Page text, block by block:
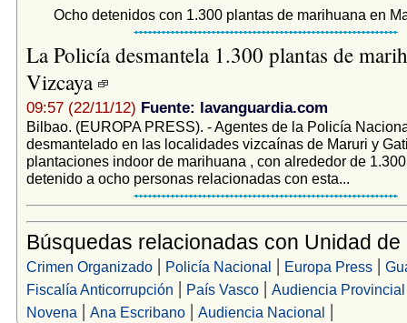
Ocho detenidos con 1.300 plantas de marihuana en
La Policía desmantela 1.300 plantas de
Vizcaya
09:57 (22/11/12) Fuente: lavanguardia.com
Bilbao. (EUROPA PRESS). - Agentes de la Policía
desmantelado en las localidades vizcaínas de Maruri y
plantaciones indoor de marihuana , con alrededor de
detenido a ocho personas relacionadas con esta...
Búsquedas relacionadas con Unidad de
Crimen Organizado| Policía Nacional | Europa Press|
Fiscalía Anticorrupción | País Vasco| Audiencia Provincial
Novena | Ana Escribano| Audiencia Nacional |